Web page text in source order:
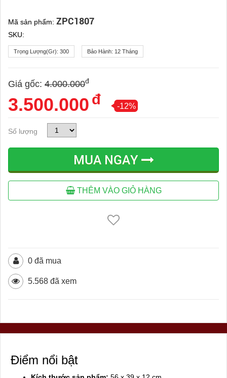
Mã sản phẩm: ZPC1807
SKU:
Trọng Lượng(gr): 300 Bảo Hành: 12 Tháng
Giá gốc: 4.000.000đ
3.500.000 đ -12%
Số lượng
MUA NGAY
THÊM VÀO GIỎ HÀNG
0 đã mua
5.568 đã xem
Điểm nổi bật